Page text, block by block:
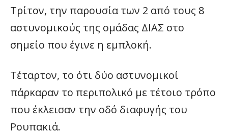
Τρίτον, την παρουσία των 2 από τους 8
αστυνομικούς της ομάδας ΔΙΑΣ στο
σημείο που έγινε η εμπλοκή.
Τέταρτον, το ότι δύο αστυνομικοί
πάρκαραν το περιπολικό με τέτοιο τρόπο
που έκλεισαν την οδό διαφυγής του
Ρουπακιά.